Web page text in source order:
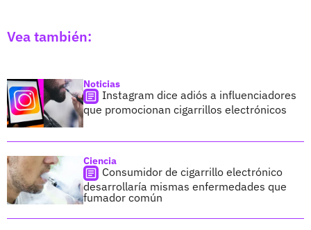
Vea también:
Noticias
Instagram dice adiós a influenciadores
que promocionan cigarrillos electrónicos
Ciencia
Consumidor de cigarrillo electrónico
desarrollaría mismas enfermedades que
fumador común